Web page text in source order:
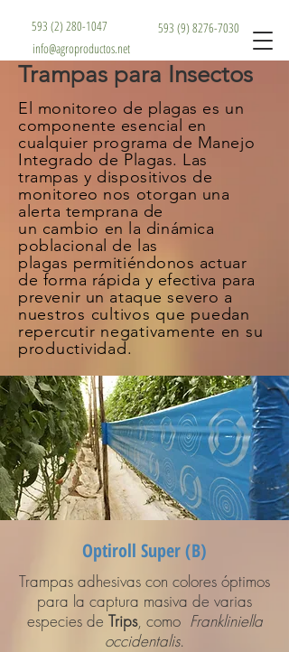
593 (2) 280-1047
593 (9) 8276-7030
info@agroproductos.net
Trampas para Insectos
El monitoreo de plagas es un
componente esencial en
cualquier programa de Manejo
Integrado de Plagas. Las
trampas y dispositivos de
monitoreo nos otorgan una
alerta temprana de
un cambio en la dinámica
poblacional de las
plagas permitiéndonos actuar
de forma rápida y efectiva para
prevenir un ataquesevero a
nuestros cultivos que puedan
repercutir negativamente en su
productividad.
Optiroll Super (B)
Trampas adhesivas con colores óptimos
para la captura masiva de varias
especies de Trips, como Frankliniella
occidentalis.